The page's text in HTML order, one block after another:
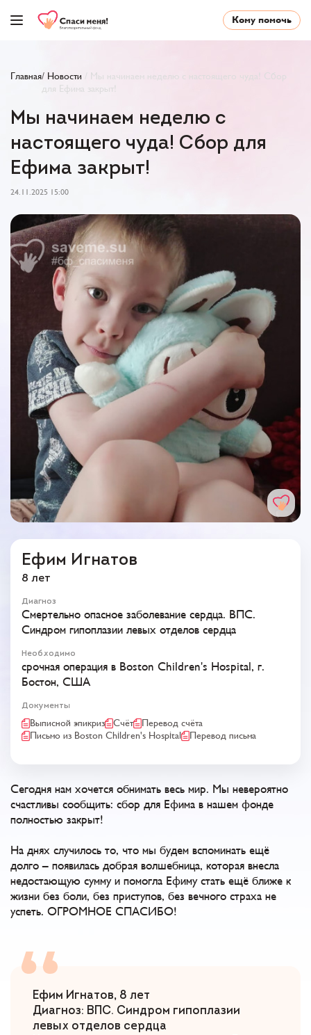
Кому помочь
Главная/ Новости
Мы начинаем неделю с настоящего чуда! Сбор
для Ефима закрыт!
Мы начинаем неделю с
настоящего чуда! Сбор для
Ефима закрыт!
24.11.2025 15:00
Ефим Игнатов
8 лет
Диагноз
Смертельно опасное заболевание сердца. ВПС.
Синдром гипоплазии левых отделов сердца
Необходимо
срочная операция в Boston Children's Hospital, г.
Бостон, США
Документы
Выписной эпикриз Счёт
Перевод счёта
Письмо из Boston Children's Hospital
Перевод письма
Сегодня нам хочется обнимать весь мир. Мы невероятно
счастливы сообщить: сбор для Ефима в нашем фонде
полностью закрыт!
На днях случилось то, что мы будем вспоминать ещё
долго – появилась добрая волшебница, которая внесла
недостающую сумму и помогла Ефиму стать ещё ближе к
жизни без боли, без приступов, без вечного страха не
успеть. ОГРОМНОЕ СПАСИБО!
Ефим Игнатов, 8 лет
Диагноз: ВПС. Синдром гипоплазии
левых отделов сердца